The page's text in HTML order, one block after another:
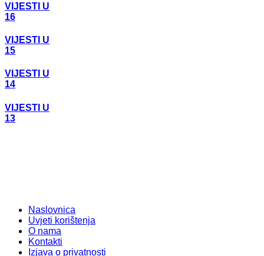
VIJESTI U
16
VIJESTI U
15
VIJESTI U
14
VIJESTI U
13
Naslovnica
Uvjeti korištenja
O nama
Kontakti
Izjava o privatnosti